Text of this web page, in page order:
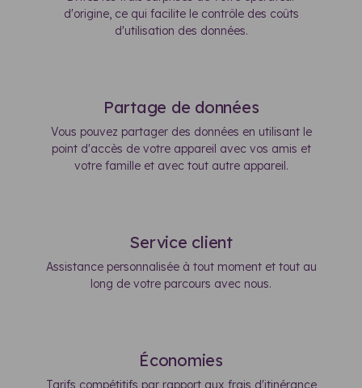
d'origine, ce qui facilite le contrôle des coûts
d'utilisation des données.
Partage de données
Vous pouvez partager des données en utilisant le
point d'accès de votre appareil avec vos amis et
votre famille et avec tout autre appareil.
Service client
Assistance personnalisée à tout moment et tout au
long de votre parcours avec nous.
Économies
Tarifs compétitifs par rapport aux frais d'itinérance